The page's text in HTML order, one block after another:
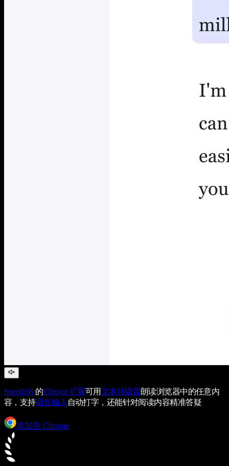
Speechify的Chrome 扩展可用文本转语音朗读浏览器中的任意内
容，支持语音输入 自动打字，还能针对阅读内容精准答疑
添加至 Chrome